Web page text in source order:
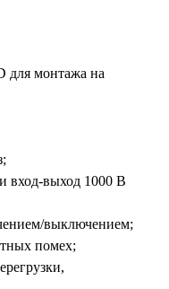
для монтажа на
вход-выход 1000 В
выключением;
помех;